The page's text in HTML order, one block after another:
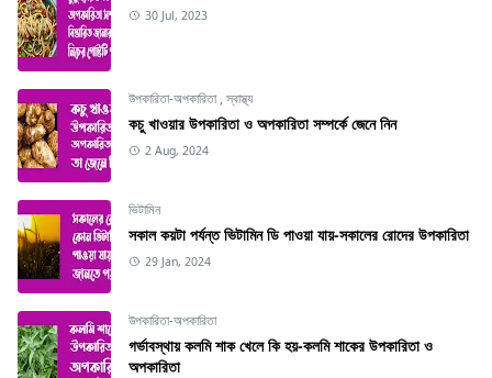
30 Jul, 2023
উপকারিতা-অপকারিতা,স্বাস্থ্য
কচু খাওয়ার উপকারিতা ও অপকারিতা সম্পর্কে জেনে নিন
2 Aug, 2024
ভিটামিন
সকাল কয়টা পর্যন্ত ভিটামিন ডি পাওয়া যায়-সকালের রোদের উপকারিতা
29 Jan, 2024
উপকারিতা-অপকারিতা
গর্ভাবস্থায় কলমি শাক খেলে কি হয়-কলমি শাকের উপকারিতা ও
অপকারিতা